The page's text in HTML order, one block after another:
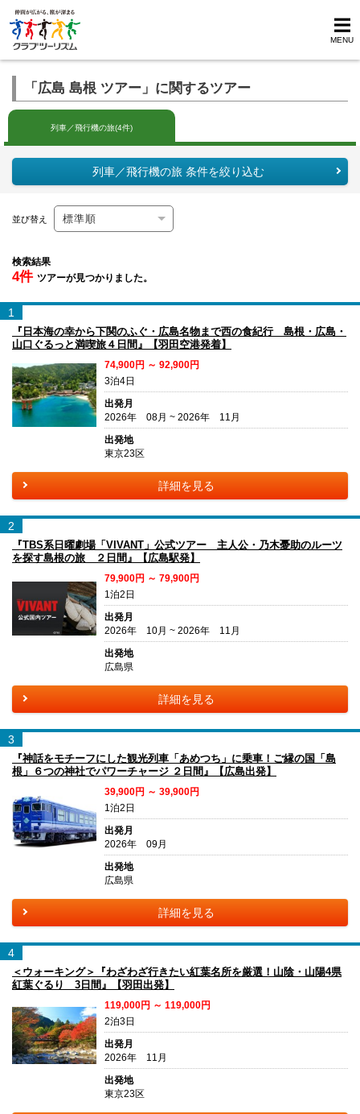
MENU
「広島 島根 ツアー」に関するツアー
列車／飛行機の旅(4件)
列車／飛行機の旅 条件を絞り込む
並び替え
検索結果
4件 ツアーが見つかりました。
1
『日本海の幸から下関のふぐ・広島名物まで西の食紀行 島根・広島・
山口ぐるっと満喫旅４日間』【羽田空港発着】
74,900円 ～ 92,900円
3泊4日
出発月
2026年 08月 ~ 2026年 11月
出発地
東京23区
詳細を見る
2
『TBS系日曜劇場「VIVANT」公式ツアー 主人公・乃木憂助のルーツ
を探す島根の旅 ２日間』【広島駅発】
79,900円 ～ 79,900円
1泊2日
出発月
2026年 10月 ~ 2026年 11月
出発地
広島県
詳細を見る
3
『神話をモチーフにした観光列車「あめつち」に乗車！ご縁の国「島
根」６つの神社でパワーチャージ ２日間』【広島出発】
39,900円 ～ 39,900円
1泊2日
出発月
2026年 09月
出発地
広島県
詳細を見る
4
＜ウォーキング＞『わざわざ行きたい紅葉名所を厳選！山陰・山陽4県
紅葉ぐるり 3日間』【羽田出発】
119,000円 ～ 119,000円
2泊3日
出発月
2026年 11月
出発地
東京23区